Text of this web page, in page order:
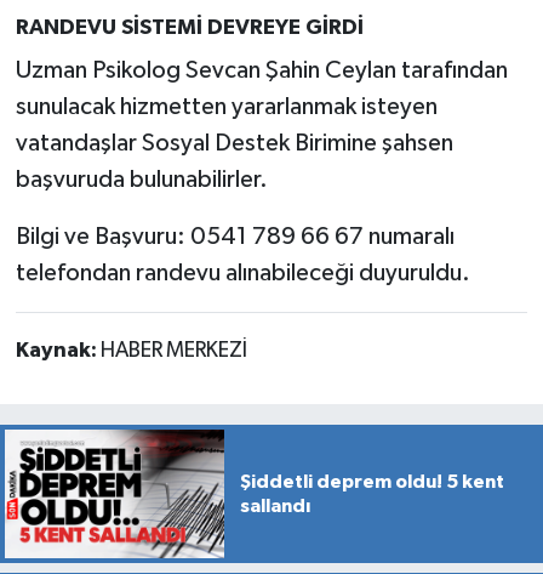
RANDEVU SİSTEMİ DEVREYE GİRDİ
Uzman Psikolog Sevcan Şahin Ceylan tarafından
sunulacak hizmetten yararlanmak isteyen
vatandaşlar Sosyal Destek Birimine şahsen
başvuruda bulunabilirler.
Bilgi ve Başvuru: 0541 789 66 67 numaralı
telefondan randevu alınabileceği duyuruldu.
Kaynak: HABER MERKEZİ
Şiddetli deprem oldu! 5 kent
sallandı